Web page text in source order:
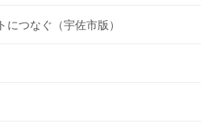
つなぐ（宇佐市版）